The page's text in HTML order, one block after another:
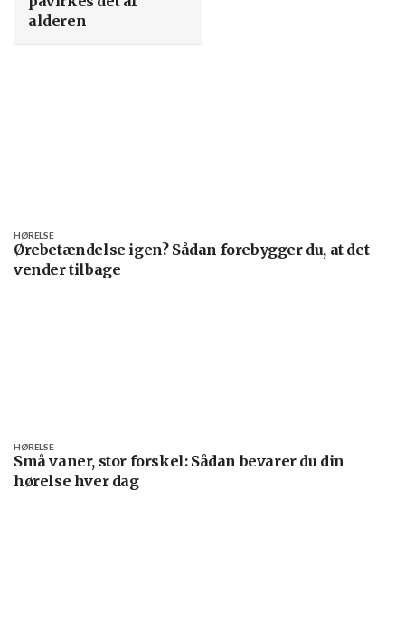
alderen
Ørebetændelse igen? Sådan forebygger du, at det
vender tilbage
HØRELSE
Små vaner, stor forskel: Sådan bevarer du din
hørelse hver dag
HØRELSE